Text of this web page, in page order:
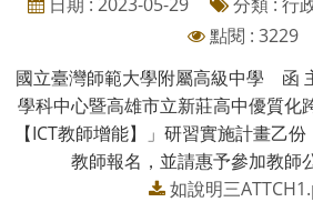
點閱 : 3229
國立臺灣師範大學附屬高級中學 函
學科中心暨高雄市立新莊高中優質化
【ICT教師增能】」研習實施計畫乙
教師報名，並請惠予參加教師
如說明三